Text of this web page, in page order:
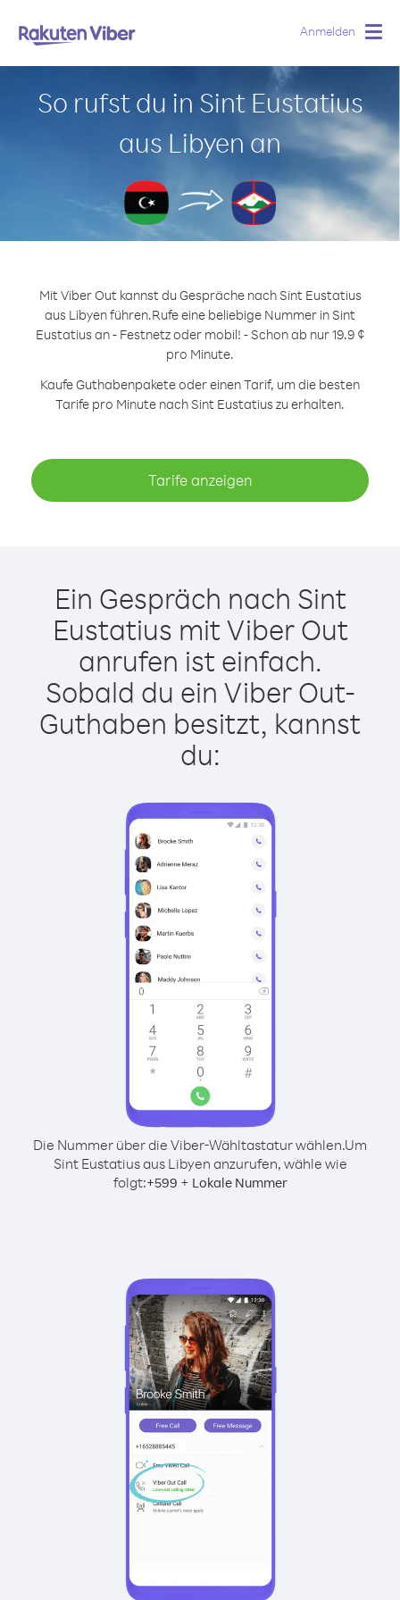
Anmelden
So rufst du in Sint Eustatius
aus Libyen an
Mit Viber Out kannst du Gespräche nach Sint Eustatius
aus Libyen führen.Rufe eine beliebige Nummer in Sint
Eustatius an - Festnetz oder mobil! - Schon ab nur 19.9 ¢
pro Minute.
Kaufe Guthabenpakete oder einen Tarif, um die besten
Tarife pro Minute nach Sint Eustatius zu erhalten.
Tarife anzeigen
Ein Gespräch nach Sint
Eustatius mit Viber Out
anrufen ist einfach.
Sobald du ein Viber Out-
Guthaben besitzt, kannst
du:
Die Nummer über die Viber-Wähltastatur wählen.Um
Sint Eustatius aus Libyen anzurufen, wähle wie
folgt:+599 + Lokale Nummer